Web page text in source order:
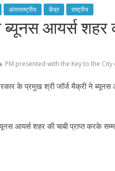
अंतरराष्ट्रीय केंद्र राष्ट्रीय
आयर्स शहर
PM presented with the Key to the
के प्रमुख श्री जॉर्ज मैक्री ने ब्यूनस
आयर्स शहर की चाबी प्राप्त करके